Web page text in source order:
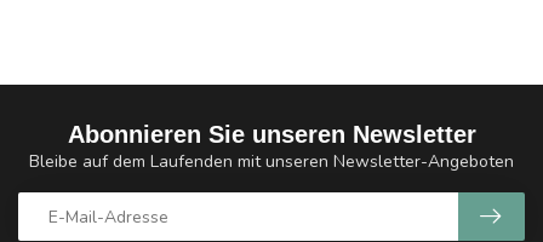
Abonnieren Sie unseren Newsletter
Bleibe auf dem Laufenden mit unseren Newsletter-Angeboten